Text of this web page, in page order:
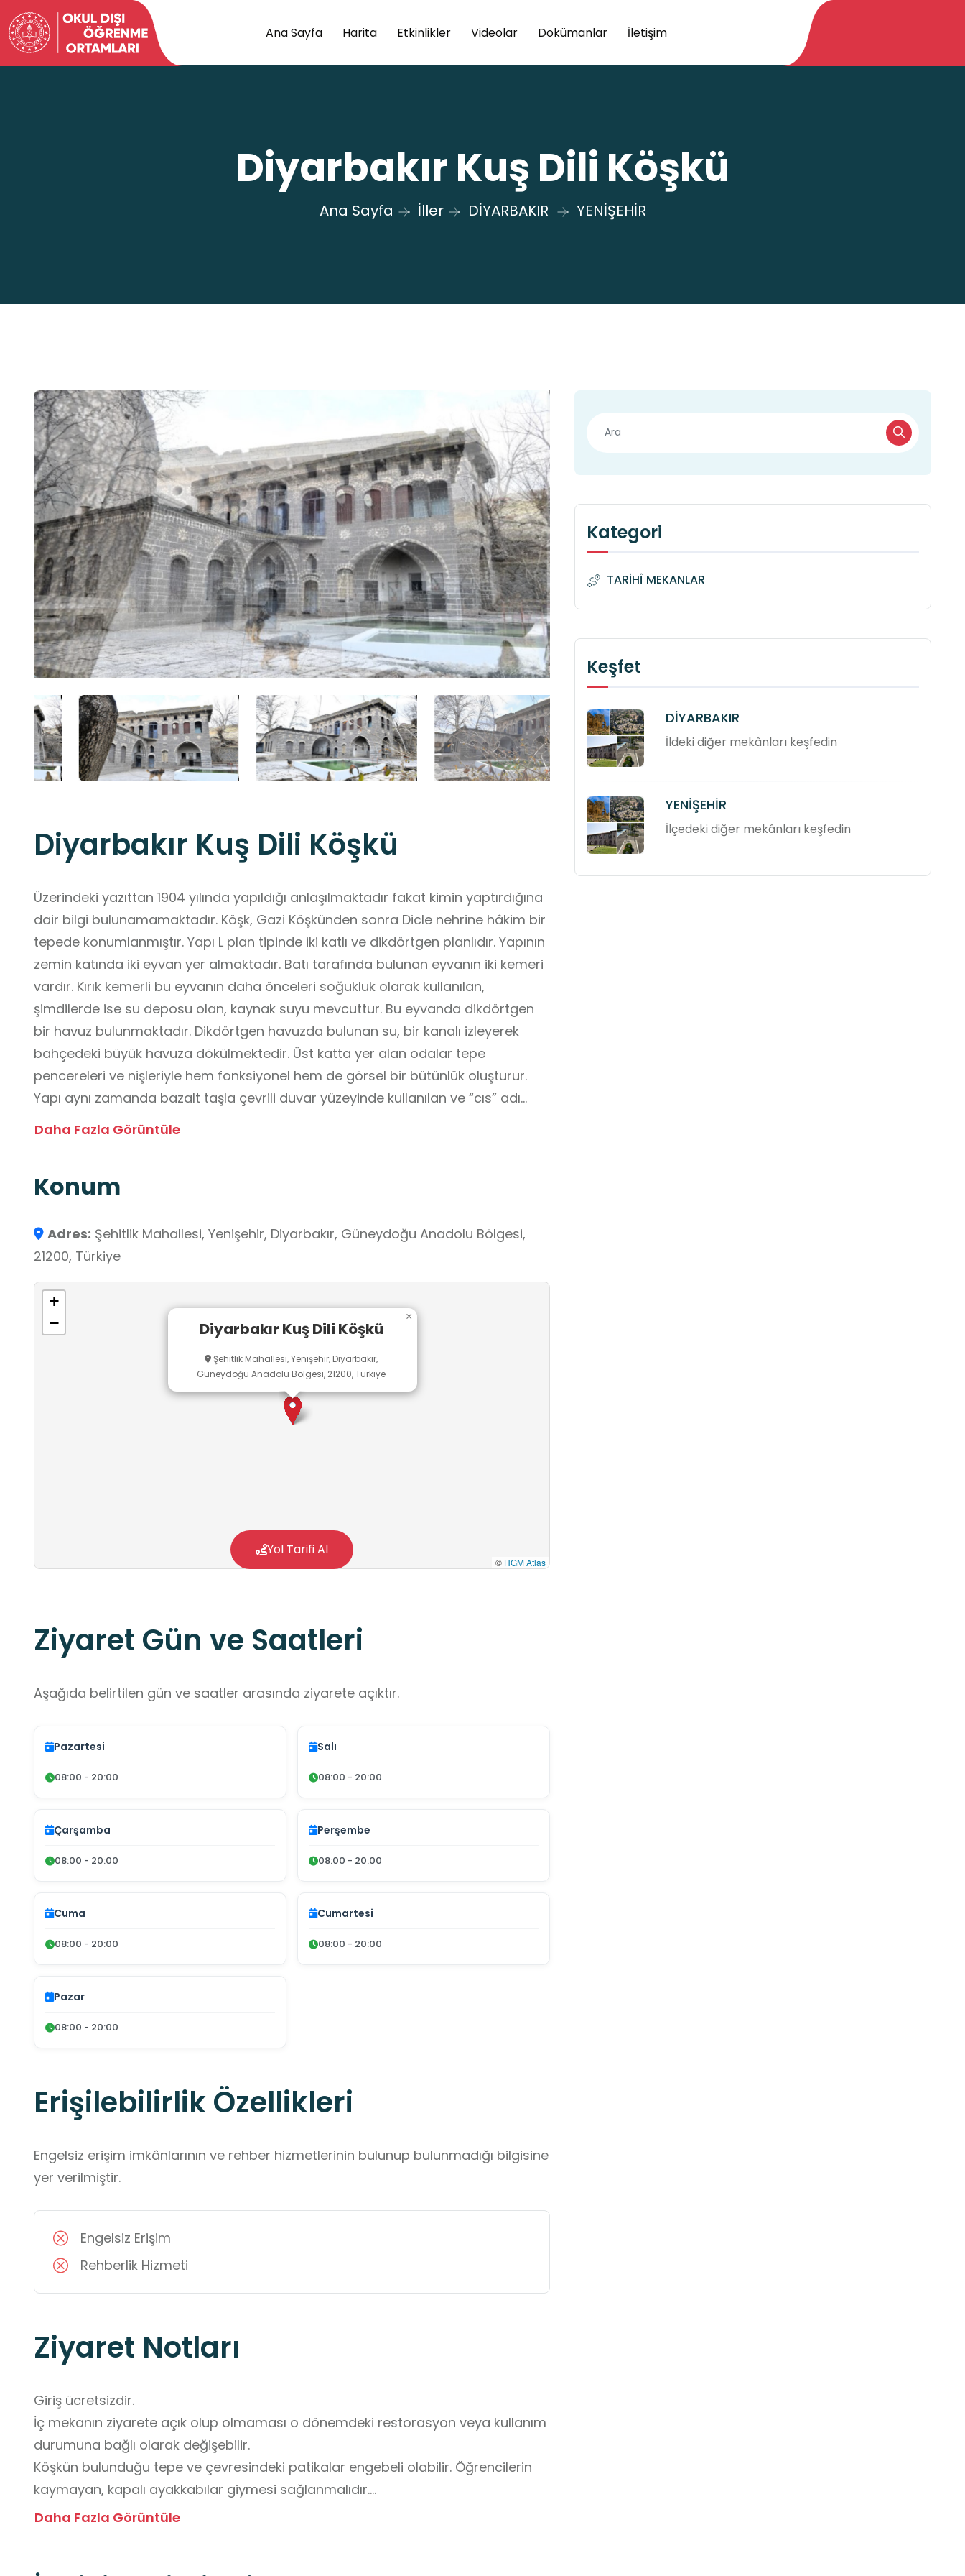
Ana Sayfa Harita Etkinlikler Videolar Dokümanlar İletişim
Diyarbakır Kuş Dili Köşkü
Ana Sayfa İller DİYARBAKIR YENİŞEHİR
Diyarbakır Kuş Dili Köşkü
Üzerindeki yazıttan 1904 yılında yapıldığı anlaşılmaktadır fakat kimin yaptırdığına
dair bilgi bulunamamaktadır. Köşk, Gazi Köşkünden sonra Dicle nehrine hâkim bir
tepede konumlanmıştır. Yapı L plan tipinde iki katlı ve dikdörtgen planlıdır. Yapının
zemin katında iki eyvan yer almaktadır. Batı tarafında bulunan eyvanın iki kemeri
vardır. Kırık kemerli bu eyvanın daha önceleri soğukluk olarak kullanılan,
şimdilerde ise su deposu olan, kaynak suyu mevcuttur. Bu eyvanda dikdörtgen
bir havuz bulunmaktadır. Dikdörtgen havuzda bulunan su, bir kanalı izleyerek
bahçedeki büyük havuza dökülmektedir. Üst katta yer alan odalar tepe
pencereleri ve nişleriyle hem fonksiyonel hem de görsel bir bütünlük oluşturur.
Yapı aynı zamanda bazalt taşla çevrili duvar yüzeyinde kullanılan ve “cıs” adı
teorik bilgileri somut bir mekân üzerinden deneyimlemesine imkan tanıyan bu
sonrası sivil mimarinin karakteristik özelliklerini bünyesinde barındıran köşk; sanat
tarihi, matematiksel oranlar ve çevresel değişim gibi farklı disiplinlerin bir arada
Daha Fazla Görüntüle
Konum
Adres: Şehitlik Mahallesi, Yenişehir, Diyarbakır, Güneydoğu Anadolu Bölgesi,
21200, Türkiye
Diyarbakır Kuş Dili Köşkü
Şehitlik Mahallesi, Yenişehir, Diyarbakır,
Güneydoğu Anadolu Bölgesi, 21200, Türkiye
×
+
−
© HGM Atlas
Yol Tarifi Al
Ziyaret Gün ve Saatleri
Aşağıda belirtilen gün ve saatler arasında ziyarete açıktır.
Pazartesi
08:00 - 20:00
Salı
08:00 - 20:00
Çarşamba
08:00 - 20:00
Perşembe
08:00 - 20:00
Cuma
08:00 - 20:00
Cumartesi
08:00 - 20:00
Pazar
08:00 - 20:00
Erişilebilirlik Özellikleri
Engelsiz erişim imkânlarının ve rehber hizmetlerinin bulunup bulunmadığı bilgisine
yer verilmiştir.
Engelsiz Erişim
Rehberlik Hizmeti
Ziyaret Notları
Giriş ücretsizdir.
İç mekanın ziyarete açık olup olmaması o dönemdeki restorasyon veya kullanım
durumuna bağlı olarak değişebilir.
Köşkün bulunduğu tepe ve çevresindeki patikalar engebeli olabilir. Öğrencilerin
kaymayan, kapalı ayakkabılar giymesi sağlanmalıdır.
Ziyaret saati çok önemlidir. Bahar aylarında bile öğle sıcağı yorucu olabilir. Şapka
Daha Fazla Görüntüle
Kategori
TARİHÎ MEKANLAR
Keşfet
DİYARBAKIR
İldeki diğer mekânları keşfedin
YENİŞEHİR
İlçedeki diğer mekânları keşfedin